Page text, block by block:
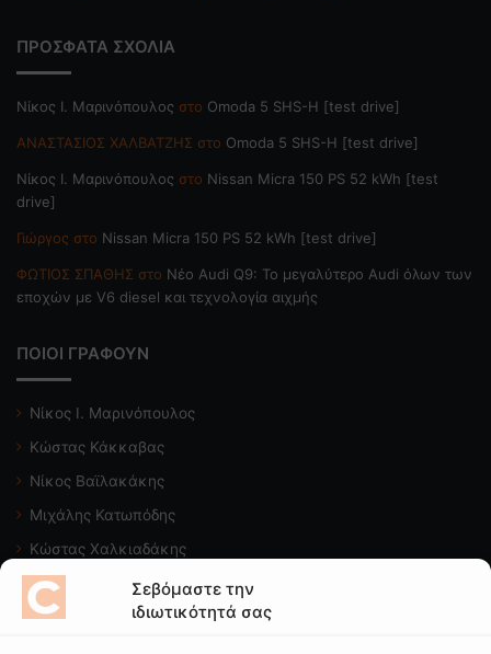
Σεβόμαστε την
ιδιωτικότητά σας
ΠΡΟΣΦΑΤΑ ΣΧΟΛΙΑ
Nίκος Ι. Mαρινόπουλος στο Omoda 5 SHS-H [test drive]
ΑΝΑΣΤΑΣΙΟΣ ΧΑΛΒΑΤΖΗΣ στο Omoda 5 SHS-H [test drive]
Nίκος Ι. Mαρινόπουλος στο Nissan Micra 150 PS 52 kWh [test
drive]
Γιώργος στο Nissan Micra 150 PS 52 kWh [test drive]
ΦΩΤΙΟΣ ΣΠΑΘΗΣ στο Νέο Audi Q9: Το μεγαλύτερο Audi όλων των
εποχών με V6 diesel και τεχνολογία αιχμής
ΠΟΙΟΙ ΓΡΑΦΟΥΝ
Νίκος Ι. Μαρινόπουλος
Κώστας Κάκκαβας
Νίκος Βαϊλακάκης
Μιχάλης Κατωπόδης
Κώστας Χαλκιαδάκης
Δείτε το κανάλι μας